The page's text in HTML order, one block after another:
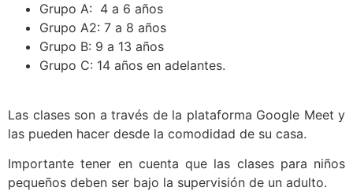
Grupo A: 4 a 6 años
Grupo A2: 7 a 8 años
Grupo B: 9 a 13 años
Grupo C: 14 años en adelantes.
Las clases son a través de la plataforma Google Meet y
las pueden hacer desde la comodidad de su casa.
Importante tener en cuenta que las clases para niños
pequeños deben ser bajo la supervisión de un adulto.